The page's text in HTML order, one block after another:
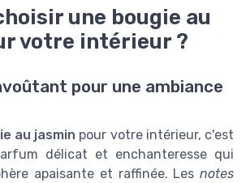
une bougie au
votre intérieur ?
pour une ambiance
au jasmin pour votre intérieur, c'est
délicat et enchanteresse qui
apaisante et raffinée. Les notes